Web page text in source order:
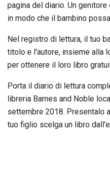
pagina del diario. Un
in modo che il bambino
Nel registro di lettura, il tuo
titolo e l'autore, insieme alla
per ottenere il loro libro
Porta il diario di lettura
libreria Barnes and Noble
settembre 2018. Presentalo
tuo figlio scelga un libro